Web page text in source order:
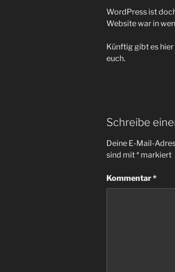
WordPress ist
Website war in
Künftig gibt es
euch.
Schreibe
Deine E-Mail-
sind mit* markiert
Kommentar*